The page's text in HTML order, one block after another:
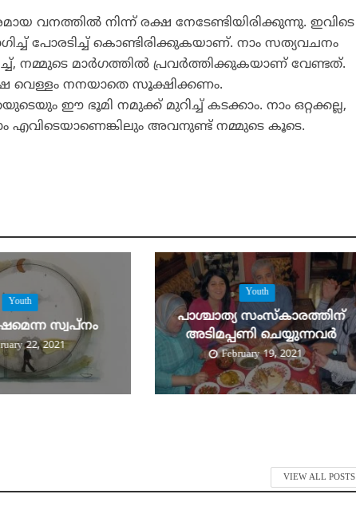
വനത്തില്‍ നിന്ന് രക്ഷ നേടേണ്ടിയിരിക്കുന്നു. ഇവിടെ
പോരടിച്ച് കൊണ്ടിരിക്കുകയാണ്. നാം സത്യവചനം
നമ്മുടെ മാര്‍ഗത്തില്‍ പ്രവര്‍ത്തിക്കുകയാണ് വേണ്ടത്.
വെള്ളം നനയാതെ സൂക്ഷിക്കണം.
ഈ ഭൂമി നമുക്ക് മുറിച്ച് കടക്കാം. നാം ഒറ്റക്കല്ല,
എവിടെയാണെങ്കിലും അവനുണ്ട് നമ്മുടെ കൂടെ.
Youth
സ്വപ്‌നം
22, 2021
Youth
പാശ്ചാത്യ സംസ്‌കാരത്തിന്
അടിമപ്പണി ചെയ്യുന്നവര്‍
February 19, 2021
VIEW ALL POSTS